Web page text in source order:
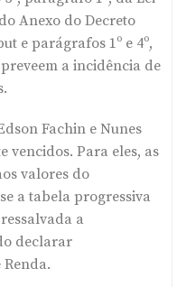
Anexo do Decreto
e parágrafos 1º e 4º,
a incidência de
Fachin e Nunes
vencidos. Para eles, as
valores do
a tabela progressiva
a
declarar